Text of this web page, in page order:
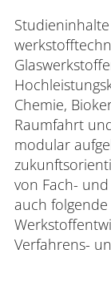
Chemie,
Raumfahrt
modular
von Fach-
auch
Verfahrens-